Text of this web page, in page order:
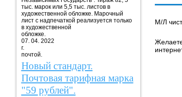
М/Л
тыс. марок или 5,5 тыс. листов в
художественной обложке. Марочный
лист с надпечаткой реализуется только
в художественной
обложке.
07. 04. 2022
г. Марка
почтой.
Новый стандарт.
Почтовая тарифная марка
"59 рублей".